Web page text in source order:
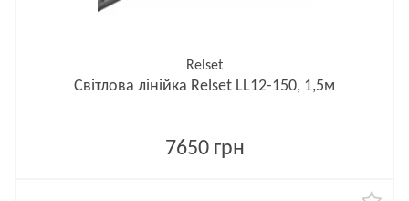
Relset
Світлова лінійка Relset LL12-150, 1,5м
7650 грн